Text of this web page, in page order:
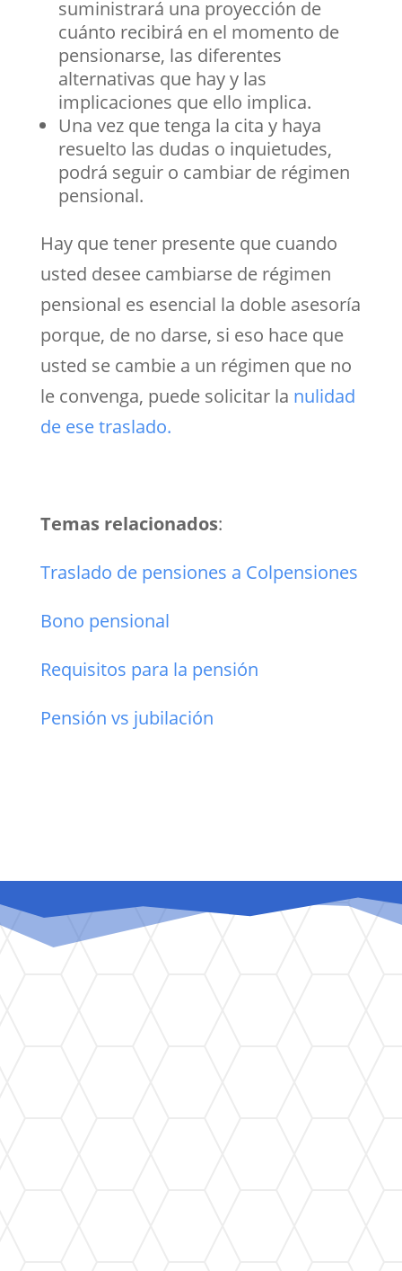
suministrará una proyección de
cuánto recibirá en el momento de
pensionarse, las diferentes
alternativas que hay y las
implicaciones que ello implica.
Una vez que tenga la cita y haya
resuelto las dudas o inquietudes,
podrá seguir o cambiar de régimen
pensional.
Hay que tener presente que cuando
usted desee cambiarse de régimen
pensional es esencial la doble asesoría
porque, de no darse, si eso hace que
usted se cambie a un régimen que no
le convenga, puede solicitar la nulidad
de ese traslado.
Temas relacionados:
Traslado de pensiones a Colpensiones
Bono pensional
Requisitos para la pensión
Pensión vs jubilación